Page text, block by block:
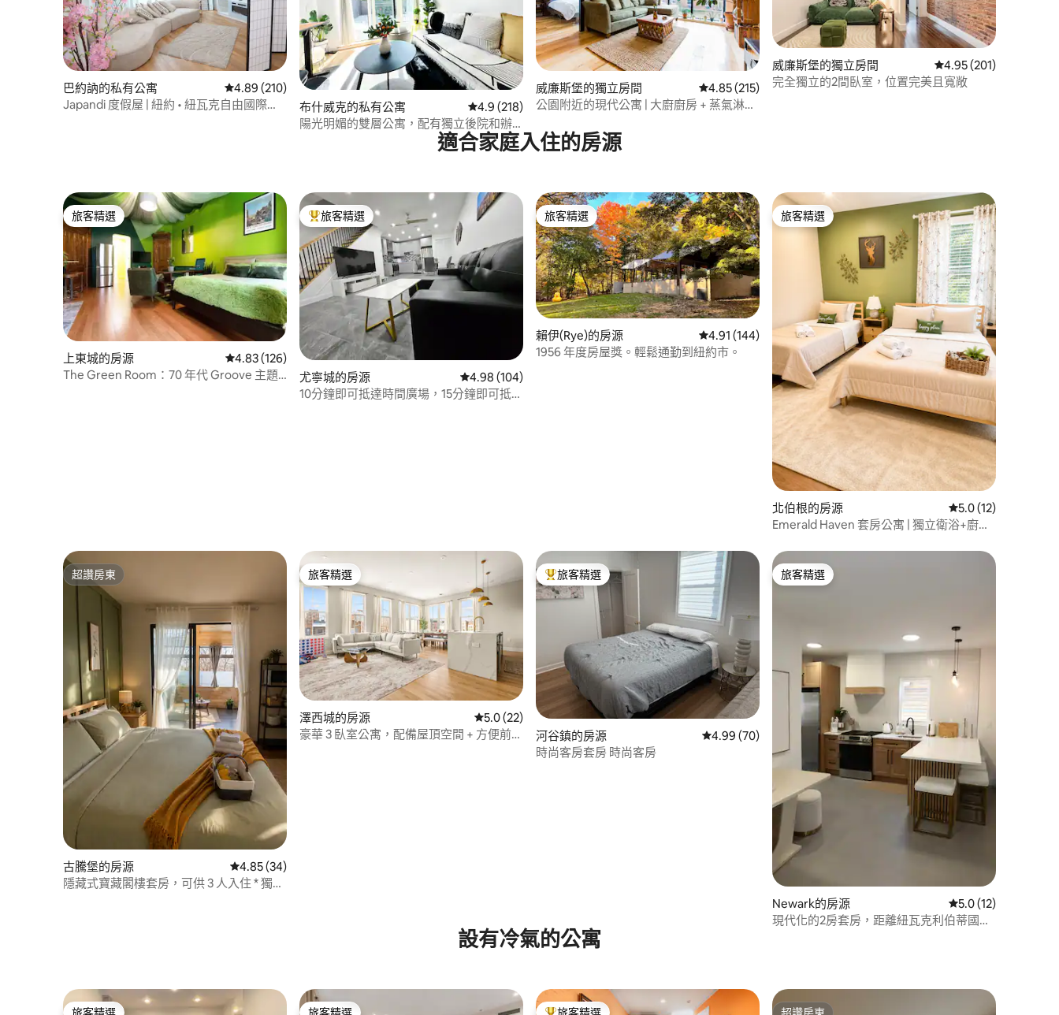
巴約訥的私有公寓 從 210 則評價中獲得 4.89 的平均評分（滿分 5 分）
4.89 (210)
Japandi 度假屋 | 紐約 • 紐瓦克自由國際機
布什威克的私有公寓 從 218 則評價中獲得 4.9 的平均評分（滿分 5 分）
4.9 (218)
陽光明媚的雙層公寓，配有獨立後院和辦
威廉斯堡的獨立房間 從 215 則評價中獲得 4.85 的平均評分（滿分 5 分）
4.85 (215)
公園附近的現代公寓 | 大廚廚房 + 蒸氣淋浴
威廉斯堡的獨立房間 從 201 則評價中獲得
4.95 (201)
完全獨立的2間臥室，位置完美且寬敞
適合家庭入住的房源
旅客精選
旅客精選
上東城的房源 從 126 則評價中獲得 4.83 的平均評分（滿分 5 分）
4.83 (126)
The Green Room：70 年代 Groove 主題
旅客精選榜首
旅客精選
尤寧城的房源 從 104 則評價中獲得 4.98 的平均評分（滿分 5 分）
4.98 (104)
10分鐘即可抵達時間廣場，15分鐘即可抵達
旅客精選
旅客精選
賴伊(Rye)的房源 從 144 則評價中獲得 4.91 的平均評分（滿分 5 分）
4.91 (144)
1956 年度房屋獎。輕鬆通勤到紐約市。
旅客精選
旅客精選
北伯根的房源 從 12 則評價中獲得
5.0 (12)
Emerald Haven 套房公寓 | 獨立衛浴+廚
超讚房東
超讚房東
古騰堡的房源 從 34 則評價中獲得 4.85 的平均評分（滿分 5 分）
4.85 (34)
隱藏式寶藏閣樓套房，可供 3 人入住 * 獨立
旅客精選
旅客精選
澤西城的房源 從 22 則評價中獲得 5.0 的平均評分（滿分 5 分）
5.0 (22)
豪華 3 臥室公寓，配備屋頂空間 + 方便前往
旅客精選榜首
旅客精選
河谷鎮的房源 從 70 則評價中獲得 4.99 的平均評分（滿分 5 分）
4.99 (70)
時尚客房套房 時尚客房
旅客精選
旅客精選
Newark的房源 從 12 則評價中獲得
5.0 (12)
現代化的2房套房，距離紐瓦克利伯蒂國際
設有冷氣的公寓